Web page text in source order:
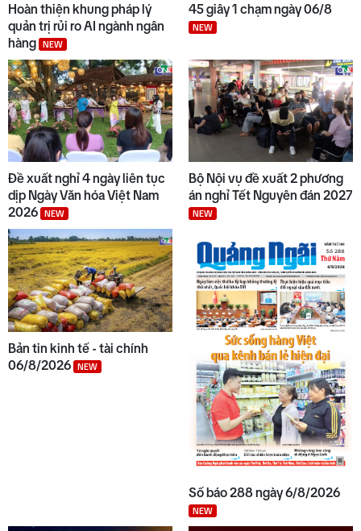
Hoàn thiện khung pháp lý
quản trị rủi ro AI ngành ngân
hàng
NEW
45 giây 1 chạm ngày 06/8
NEW
Đề xuất nghỉ 4 ngày liên tục
dịp Ngày Văn hóa Việt Nam
2026
NEW
Bộ Nội vụ đề xuất 2 phương
án nghỉ Tết Nguyên đán 2027
NEW
Bản tin kinh tế - tài chính
06/8/2026
NEW
Số báo 288 ngày 6/8/2026
NEW